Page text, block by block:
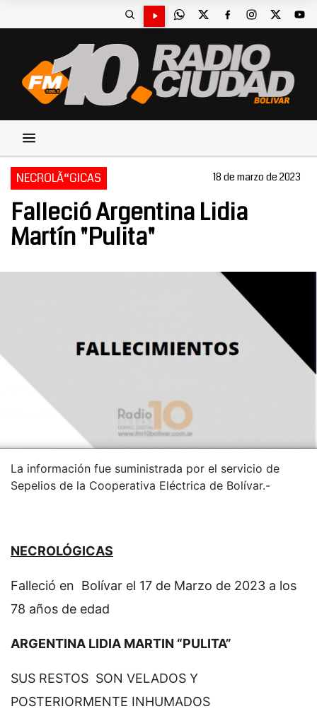
NECROLÃ“GICAS 18 de marzo de 2023
Falleció Argentina Lidia
Martín "Pulita"
La información fue suministrada por el servicio de
Sepelios de la Cooperativa Eléctrica de Bolívar.-
NECROLÓGICAS
Falleció en Bolívar el 17 de Marzo de 2023 a los
78 años de edad
ARGENTINA LIDIA MARTIN “PULITA”
SUS RESTOS SON VELADOS Y
POSTERIORMENTE INHUMADOS